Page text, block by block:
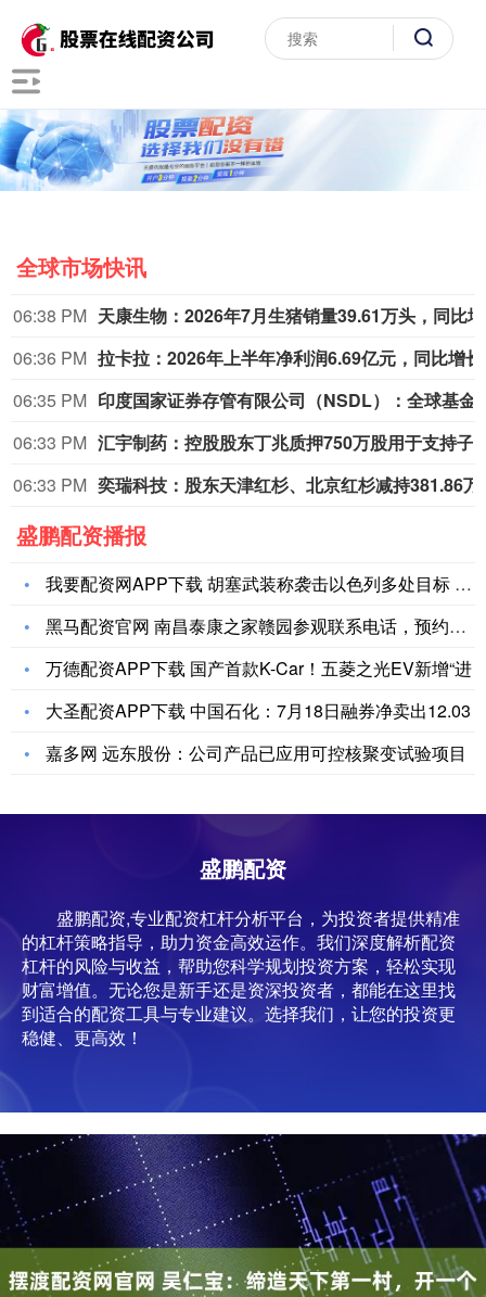
全球市场快讯
06:38 PM
06:36 PM
06:35 PM
06:33 PM
06:33 PM
盛鹏配资播报
我要配资网APP下载 胡塞武装称袭击以色列多处目标 致其“航
黑马配资官网 南昌泰康之家赣园参观联系电话，预约入住电话
万德配资APP下载 国产首款K-Car！五菱之光EV新增“进
大圣配资APP下载 中国石化：7月18日融券净卖出12.03
嘉多网 远东股份：公司产品已应用可控核聚变试验项目
盛鹏配资
盛鹏配资,专业配资杠杆分析平台，为投资者提供精准
的杠杆策略指导，助力资金高效运作。我们深度解析配资
杠杆的风险与收益，帮助您科学规划投资方案，轻松实现
财富增值。无论您是新手还是资深投资者，都能在这里找
到适合的配资工具与专业建议。选择我们，让您的投资更
稳健、更高效！